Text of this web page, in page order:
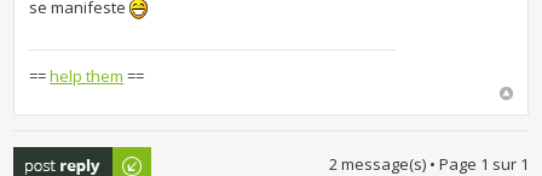
se manifeste
==help them ==
Publier une
2 message(s) • Page 1 sur 1